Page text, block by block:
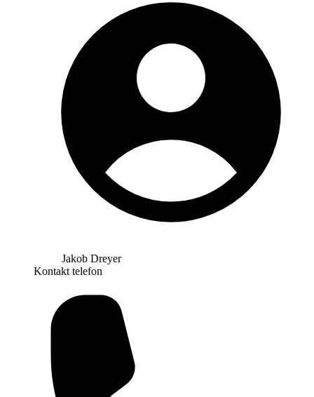
Jakob Dreyer
Kontakt telefon